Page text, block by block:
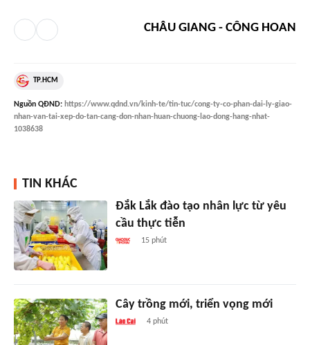
CHÂU GIANG - CÔNG HOAN
TP.HCM
Nguồn QĐND: https://www.qdnd.vn/kinh-te/tin-tuc/cong-ty-co-phan-dai-ly-giao-
nhan-van-tai-xep-do-tan-cang-don-nhan-huan-chuong-lao-dong-hang-nhat-
1038638
TIN KHÁC
Đắk Lắk đào tạo nhân lực từ yêu
cầu thực tiễn
15 phút
Cây trồng mới, triển vọng mới
4 phút